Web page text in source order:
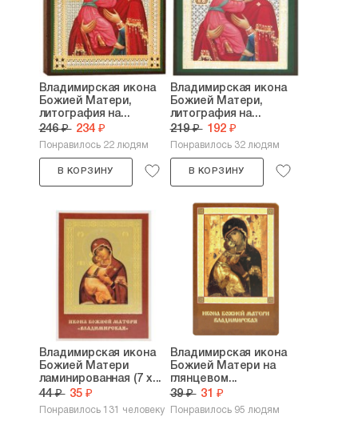
Владимирская икона
Божией Матери,
литография на...
246 ₽ 234 ₽
Понравилось 22 людям
В КОРЗИНУ
Владимирская икона
Божией Матери,
литография на...
219 ₽ 192 ₽
Понравилось 32 людям
В КОРЗИНУ
Владимирская икона
Божией Матери
ламинированная (7 х...
44 ₽ 35 ₽
Понравилось 131 человеку
Владимирская икона
Божией Матери на
глянцевом...
39 ₽ 31 ₽
Понравилось 95 людям